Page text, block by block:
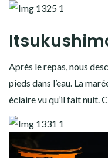
Après le repas, nous
pieds dans l’eau. La
éclaire vu qu’il fait nuit.